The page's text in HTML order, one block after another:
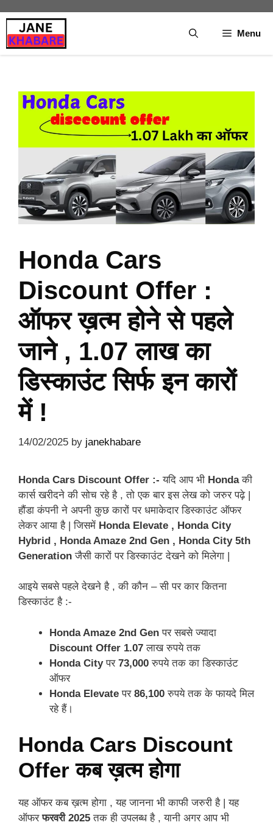
to
content
Menu
Honda Cars
Discount Offer :
ऑफर ख़त्म होने से पहले
जाने , 1.07 लाख का
डिस्काउंट सिर्फ इन कारों
में !
14/02/2025 by janekhabare
Honda Cars Discount Offer :- यदि आप भी Hondaकी
कार्स खरीदने की सोच रहे है , तो एक बार इस लेख को जरुर पढ़े |
हौंडा कंपनी ने अपनी कुछ कारों पर धमाकेदार डिस्काउंट ऑफर
लेकर आया है | जिसमें Honda Elevate , Honda City
Hybrid , Honda Amaze 2nd Gen , Honda City 5th
Generation जैसी कारों पर डिस्काउंट देखने को मिलेगा |
आइये सबसे पहले देखने है , की कौन – सी पर कार कितना
डिस्काउंट है :-
Honda Amaze 2nd Gen पर सबसे ज्यादा
Discount Offer 1.07 लाख रुपये तक
Honda Cityपर 73,000 रुपये तक का डिस्काउंट
ऑफर
Honda Elevate पर 86,100 रुपये तक के फायदे मिल
रहे हैं।
Honda Cars Discount
Offer कब ख़त्म होगा
यह ऑफर कब ख़त्म होगा , यह जानना भी काफी जरुरी है | यह
ऑफरफरवरी 2025 तक ही उपलब्ध है , यानी अगर आप भी